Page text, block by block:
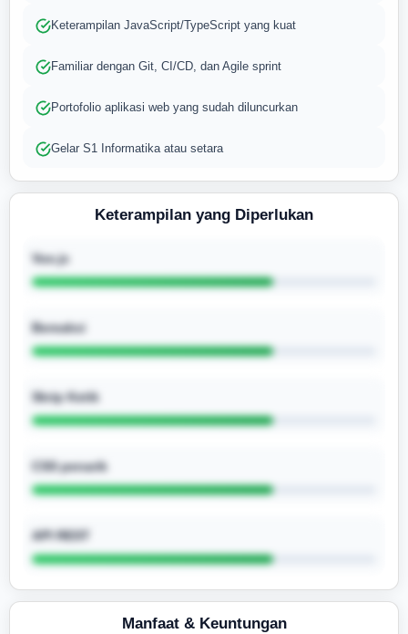
Keterampilan JavaScript/TypeScript yang kuat
Familiar dengan Git, CI/CD, dan Agile sprint
Portofolio aplikasi web yang sudah diluncurkan
Gelar S1 Informatika atau setara
Keterampilan yang Diperlukan
Vue.js
Bereaksi
Skrip Ketik
CSS penarik
API REST
Manfaat & Keuntungan